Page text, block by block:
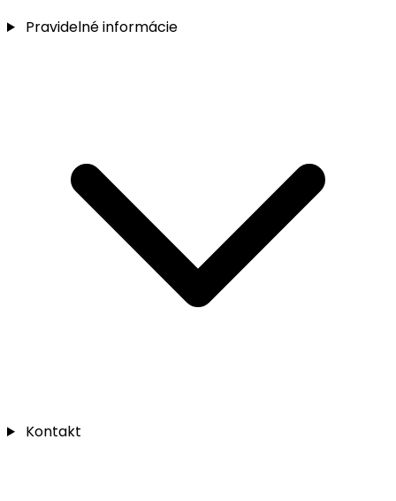
Pravidelné informácie
Kontakt